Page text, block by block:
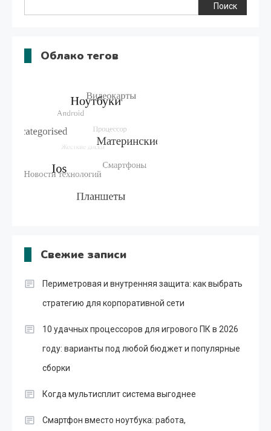
Поиск
Облако тегов
Свежие записи
Периметровая и внутренняя защита: как выбрать
стратегию для корпоративной сети
10 удачных процессоров для игрового ПК в 2026
году: варианты под любой бюджет и популярные
сборки
Когда мультисплит система выгоднее
Смартфон вместо ноутбука: работа,